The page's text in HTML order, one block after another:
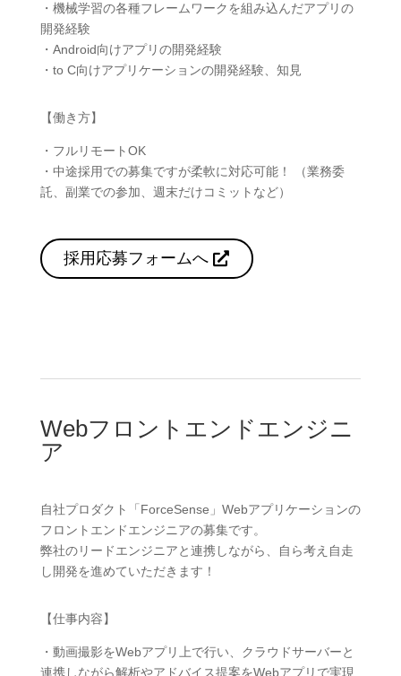
・機械学習の各種フレームワークを組み込んだアプリの
開発経験
・Android向けアプリの開発経験
・to C向けアプリケーションの開発経験、知見
【働き方】
・フルリモートOK
・中途採用での募集ですが柔軟に対応可能！ （業務委
託、副業での参加、週末だけコミットなど）
採用応募フォームへ
Webフロントエンドエンジニ
ア
自社プロダクト「ForceSense」Webアプリケーションの
フロントエンドエンジニアの募集です。
弊社のリードエンジニアと連携しながら、自ら考え自走
し開発を進めていただきます！
【仕事内容】
・動画撮影をWebアプリ上で行い、クラウドサーバーと
連携しながら解析やアドバイス提案をWebアプリで実現